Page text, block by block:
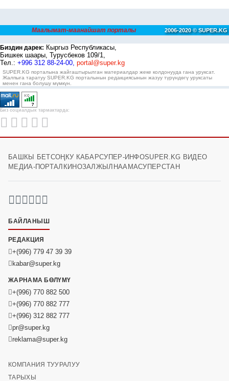
Маалымат-маанайшат порталы 2006-2020 © SUPER.KG
Биздин дарек: Кыргыз Республикасы,
Бишкек шаары, Турусбеков 109/1,
Тел.: +996 312 88-24-00, portal@super.kg
SUPER.KG порталына жайгаштырылган материалдар жеке колдонууда гана уруксат.
Жалпыга таратуу SUPER.KG порталынын редакциясынын жазуу түрүндөгү уруксаты
менен гана болушу мүмкүн.
Биз социалдык тармактарда:
БАШКЫ БЕТСОҢКУ КАБАРСУПЕР-ИНФОSUPER.KG ВИДЕО
МЕДИА-ПОРТАЛ КИНОЗАЛ ЖЫЛНААМАСУПЕРСТАН
БАЙЛАНЫШ
РЕДАКЦИЯ
+(996) 779 47 39 39
kabar@super.kg
ЖАРНАМА БӨЛҮМҮ
+(996) 770 882 500
+(996) 770 882 777
+(996) 312 882 777
pr@super.kg
reklama@super.kg
КОМПАНИЯ ТУУРАЛУУ
ТАРЫХЫ